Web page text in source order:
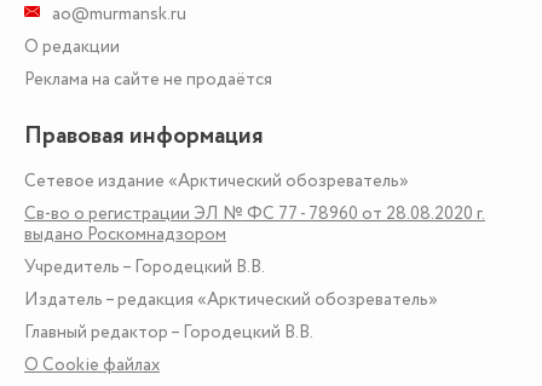
ao@murmansk.ru
О редакции
Реклама на сайте не продаётся
Правовая информация
Сетевое издание «Арктический обозреватель»
Св-во о регистрации ЭЛ № ФС 77 - 78960 от 28.08.2020 г.
выдано Роскомнадзором
Учредитель – Городецкий В.В.
Издатель – редакция «Арктический обозреватель»
Главный редактор – Городецкий В.В.
О Сookie файлах